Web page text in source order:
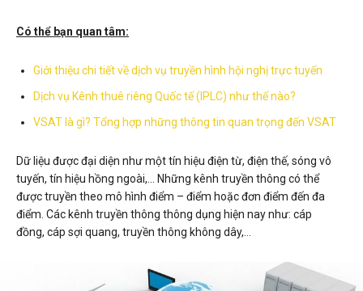
Có thể bạn quan tâm:
Giới thiệu chi tiết về dịch vụ truyền hình hội nghị trực tuyến
Dịch vụ Kênh thuê riêng Quốc tế (IPLC) như thế nào?
VSAT là gì? Tổng hợp những thông tin quan trọng đến VSAT
Dữ liệu được đại diện như một tín hiệu điện từ, điện thế, sóng vô
tuyến, tín hiệu hồng ngoài,… Những kênh truyền thông có thể
được truyền theo mô hình điểm – điểm hoặc đơn điểm đến đa
điểm. Các kênh truyền thông thông dụng hiện nay như: cáp
đồng, cáp sợi quang, truyền thông không dây,…